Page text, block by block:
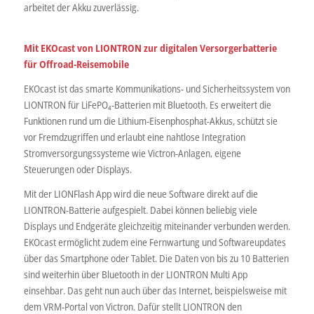
arbeitet der Akku zuverlässig.
Mit EKOcast von LIONTRON zur digitalen Versorgerbatterie
für Offroad-Reisemobile
EKOcast ist das smarte Kommunikations- und Sicherheitssystem von
LIONTRON für LiFePO₄-Batterien mit Bluetooth. Es erweitert die
Funktionen rund um die Lithium-Eisenphosphat-Akkus, schützt sie
vor Fremdzugriffen und erlaubt eine nahtlose Integration
Stromversorgungssysteme wie Victron-Anlagen, eigene
Steuerungen oder Displays.
Mit der LIONFlash App wird die neue Software direkt auf die
LIONTRON-Batterie aufgespielt. Dabei können beliebig viele
Displays und Endgeräte gleichzeitig miteinander verbunden werden.
EKOcast ermöglicht zudem eine Fernwartung und Softwareupdates
über das Smartphone oder Tablet. Die Daten von bis zu 10 Batterien
sind weiterhin über Bluetooth in der LIONTRON Multi App
einsehbar. Das geht nun auch über das Internet, beispielsweise mit
dem VRM-Portal von Victron. Dafür stellt LIONTRON den